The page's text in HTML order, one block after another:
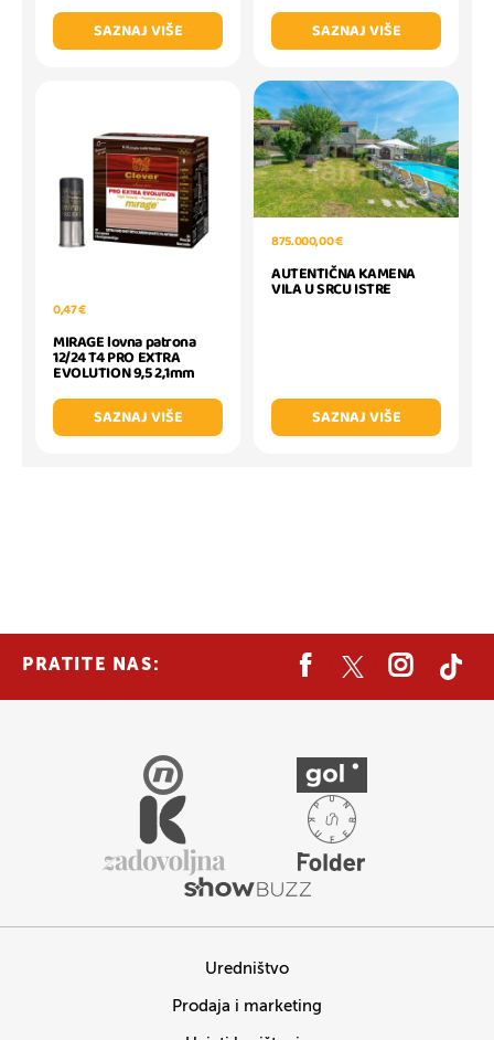
SAZNAJ VIŠE
SAZNAJ VIŠE
0,47 €
MIRAGE lovna patrona
12/24 T4 PRO EXTRA
EVOLUTION 9,5 2,1mm
SAZNAJ VIŠE
875.000,00 €
AUTENTIČNA KAMENA
VILA U SRCU ISTRE
SAZNAJ VIŠE
PRATITE NAS:
Uredništvo
Prodaja i marketing